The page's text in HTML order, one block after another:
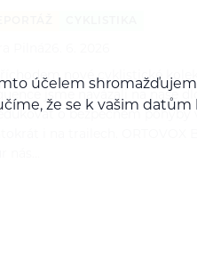
nové cyklistické
jsme navázali na naše
o bezpečném pohyby
účelem
že se k vašim